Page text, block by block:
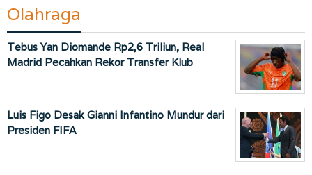
Olahraga
Tebus Yan Diomande Rp2,6 Triliun, Real
Madrid Pecahkan Rekor Transfer Klub
Luis Figo Desak Gianni Infantino Mundur dari
Presiden FIFA